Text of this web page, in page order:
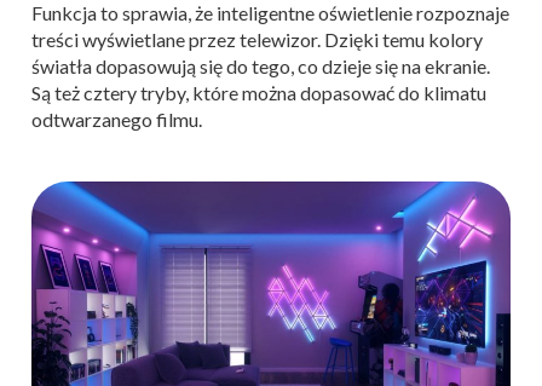
Funkcja to sprawia, że inteligentne oświetlenie rozpoznaje
treści wyświetlane przez telewizor. Dzięki temu kolory
światła dopasowują się do tego, co dzieje się na ekranie.
Są też cztery tryby, które można dopasować do klimatu
odtwarzanego filmu.